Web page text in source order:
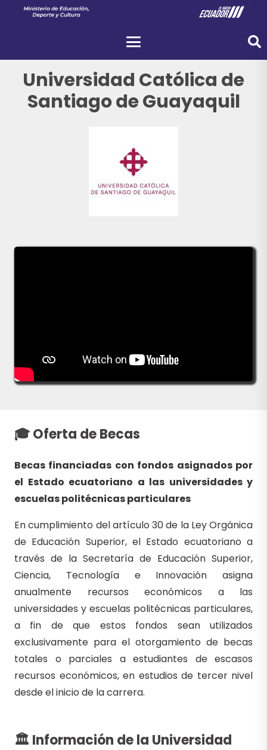
Universidad Católica de
Santiago de Guayaquil
🎓 Oferta de Becas
Becas financiadas con fondos asignados por
el Estado ecuatoriano a las universidades y
escuelas politécnicas particulares
En cumplimiento del artículo 30 de la Ley Orgánica
de Educación Superior, el Estado ecuatoriano a
través de la Secretaría de Educación Superior,
Ciencia, Tecnología e Innovación asigna
anualmente recursos económicos a las
universidades y escuelas politécnicas particulares,
a fin de que estos fondos sean utilizados
exclusivamente para el otorgamiento de becas
totales o parciales a estudiantes de escasos
recursos económicos, en estudios de tercer nivel
desde el inicio de la carrera.
🏛 Información de la Universidad